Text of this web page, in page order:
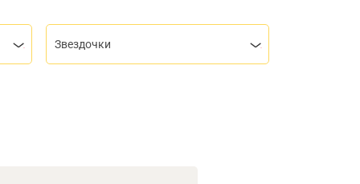
Звездочки